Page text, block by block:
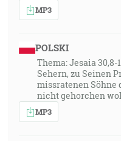
MP3
POLSKI
Thema: Jesaia 30,8-
Sehern, zu Seinen
missratenen Söhne
nicht gehorchen
MP3